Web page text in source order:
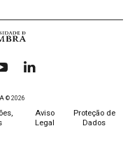
© 2026
Aviso
Legal
Proteção de
Dados